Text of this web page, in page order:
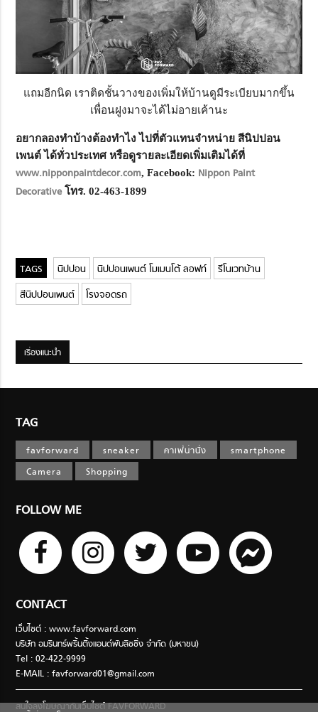
แถมอีกนิด เราติดชั้นวางของเพิ่มให้บ้านดูมีระเบียบมากขึ้น
เพื่อนฝูงมาจะได้ไม่อายเค้านะ
อยากลองทำบ้างต้องทำไง ไปที่ตัวแทนจำหน่าย สีนิปปอน
เพนต์ ได้ทั่วประเทศ หรือดูรายละเอียดเพิ่มเติมได้ที่
www.nipponpaintdecor.com, Facebook: Nippon Paint
Decorative โทร. 02-463-1899
นิปปอน นิปปอนเพนต์ โมเมนโต้ ลอฟท์
รีโนเวทบ้าน
สีนิปปอนเพนต์
โรงจอดรถ
เรื่องแนะนำ
TAG
favforward sneaker คาเฟ่น่านั่ง
smartphone
Camera
Shopping
FOLLOW ME
CONTACT
เว็บไซต์ : www.favforward.com
บริษัท อมรินทร์พริ้นติ้งแอนด์พับลิชชิ่ง จำกัด (มหาชน)
Tel : 02-422-9999
E-MAIL :favforward01@gmail.com
สนใจลงโฆษณากับเว็บไซต์ FAVFORWARD